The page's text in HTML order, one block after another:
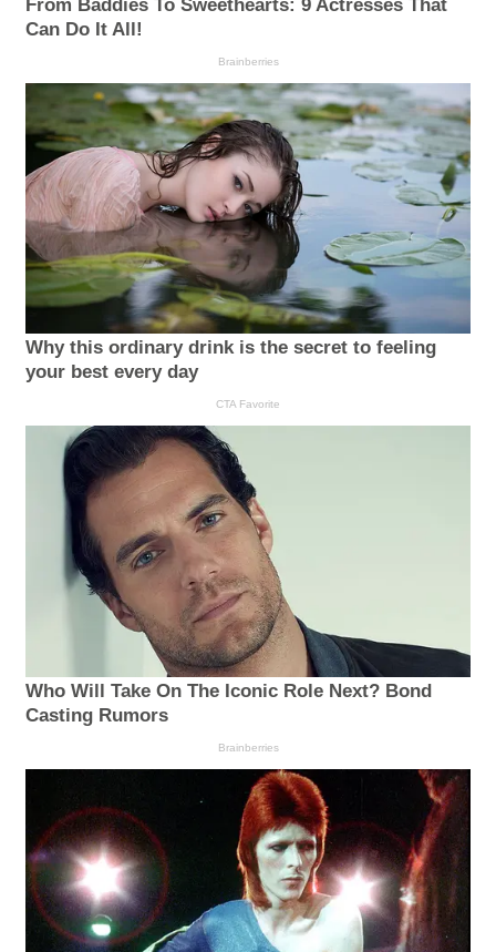
From Baddies To Sweethearts: 9 Actresses That
Can Do It All!
Brainberries
Why this ordinary drink is the secret to feeling
your best every day
CTA Favorite
Who Will Take On The Iconic Role Next? Bond
Casting Rumors
Brainberries